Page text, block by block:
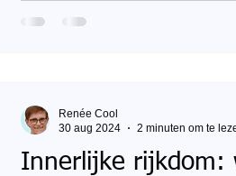
Innerlijke rijkdom:
Renée Cool
30 aug 2024
2 minuten om te